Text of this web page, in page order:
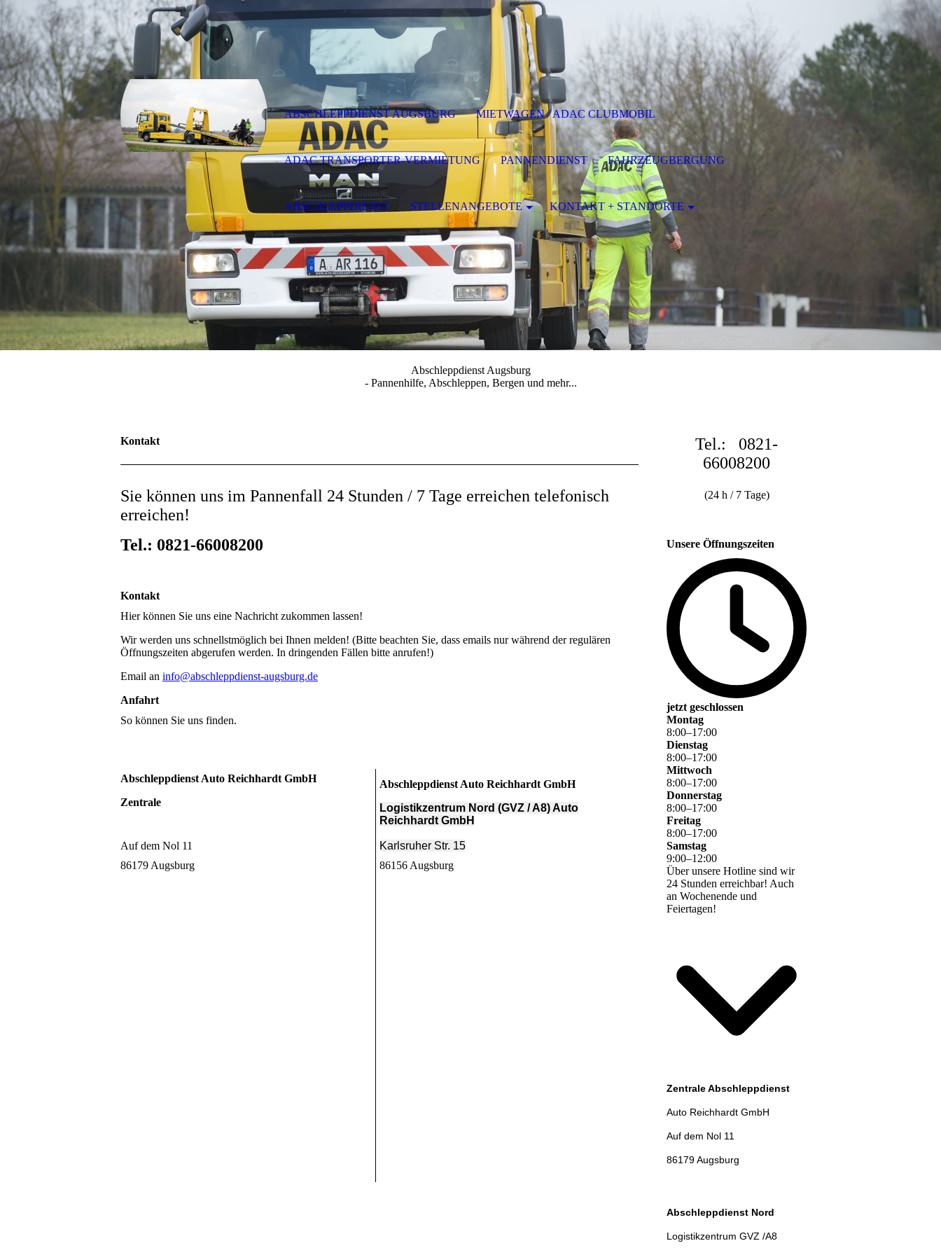
Abschleppdienst Augsburg
- Pannenhilfe, Abschleppen, Bergen und mehr...
Kontakt
Sie können uns im Pannenfall 24 Stunden / 7 Tage erreichen telefonisch
erreichen!
Tel.: 0821-66008200
Kontakt
Hier können Sie uns eine Nachricht zukommen lassen!
Wir werden uns schnellstmöglich bei Ihnen melden! (Bitte beachten Sie, dass emails nur während der regulären
Öffnungszeiten abgerufen werden. In dringenden Fällen bitte anrufen!)
Email an info@abschleppdienst-augsburg.de
Anfahrt
So können Sie uns finden.
Abschleppdienst Auto Reichhardt GmbH
Zentrale
Abschleppdienst Auto Reichhardt GmbH
Logistikzentrum Nord (GVZ / A8) Auto
Reichhardt GmbH
Auf dem Nol 11
Karlsruher Str. 15
86179 Augsburg
86156 Augsburg
Tel.: 0821-
66008200
(24 h / 7 Tage)
Unsere Öffnungszeiten
jetzt geschlossen
Montag
8:00–17:00
Dienstag
8:00–17:00
Mittwoch
8:00–17:00
Donnerstag
8:00–17:00
Freitag
8:00–17:00
Samstag
9:00–12:00
Über unsere Hotline sind wir
24 Stunden erreichbar! Auch
an Wochenende und
Feiertagen!
Zentrale Abschleppdienst
Auto Reichhardt GmbH
Auf dem Nol 11
86179 Augsburg
Abschleppdienst Nord
Logistikzentrum GVZ /A8
ABSCHLEPPDIENST AUGSBURG MIETWAGEN / ADAC CLUBMOBIL
ADAC TRANSPORTER-VERMIETUNG PANNENDIENST FAHRZEUGBERGUNG
ABSCHLEPPDIENST STELLENANGEBOTE KONTAKT + STANDORTE